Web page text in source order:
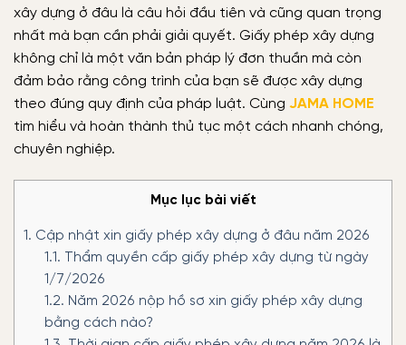
xây dựng ở đâu là câu hỏi đầu tiên và cũng quan trọng
nhất mà bạn cần phải giải quyết. Giấy phép xây dựng
không chỉ là một văn bản pháp lý đơn thuần mà còn
đảm bảo rằng công trình của bạn sẽ được xây dựng
theo đúng quy định của pháp luật. Cùng JAMA HOME
tìm hiểu và hoàn thành thủ tục một cách nhanh chóng,
chuyên nghiệp.
Mục lục bài viết
1. Cập nhật xin giấy phép xây dựng ở đâu năm 2026
1.1. Thẩm quyền cấp giấy phép xây dựng từ ngày
1/7/2026
1.2. Năm 2026 nộp hồ sơ xin giấy phép xây dựng
bằng cách nào?